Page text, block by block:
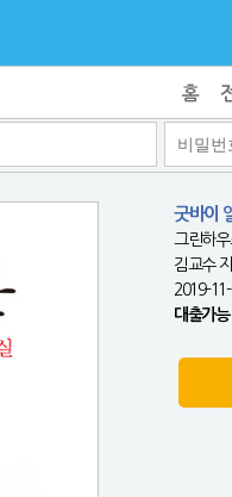
홈
굿바이
그린하우
김교수
2019-
대출가능